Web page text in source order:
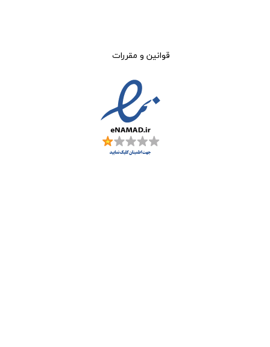
قوانین و مقررات